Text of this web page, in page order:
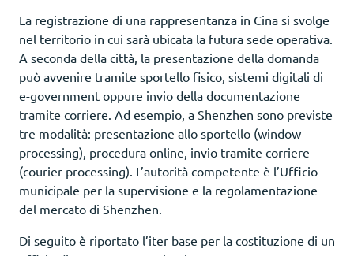
La registrazione di una rappresentanza in Cina si svolge
nel territorio in cui sarà ubicata la futura sede operativa.
A seconda della città, la presentazione della domanda
può avvenire tramite sportello fisico, sistemi digitali di
e-government oppure invio della documentazione
tramite corriere. Ad esempio, a Shenzhen sono previste
tre modalità: presentazione allo sportello (window
processing), procedura online, invio tramite corriere
(courier processing). L’autorità competente è l’Ufficio
municipale per la supervisione e la regolamentazione
del mercato di Shenzhen.
Di seguito è riportato l’iter base per la costituzione di un